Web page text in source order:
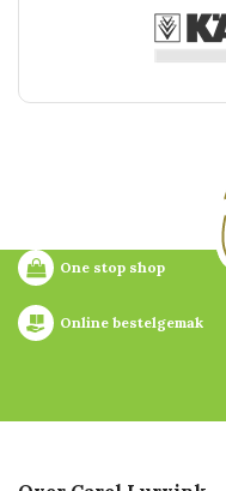
One stop shop
Online bestelgemak